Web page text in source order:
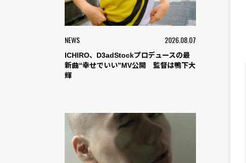
NEWS 2026.08.07
ICHIRO、D3adStockプロデュースの最
新曲“幸せでいい”MV公開 監督は鴨下大
輝